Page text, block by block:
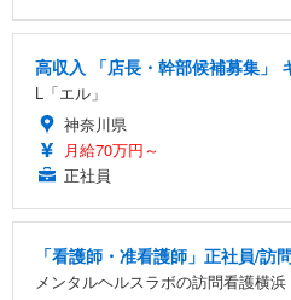
高収入 「店長・幹部候補募集」
L「エル」
神奈川県
月給70万円～
正社員
「看護師・准看護師」正社員/訪
メンタルヘルスラボの訪問看護横浜